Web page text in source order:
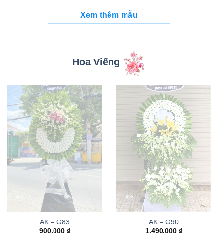
Xem thêm mẫu
Hoa Viếng
AK – G83
900.000 ₫
AK – G90
1.490.000 ₫